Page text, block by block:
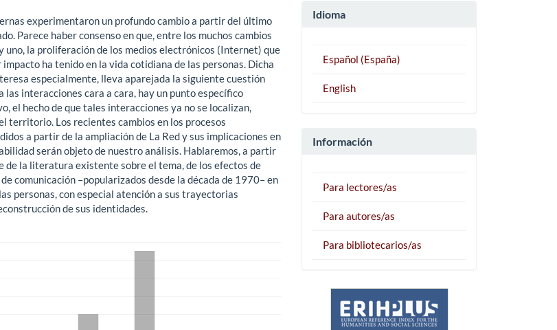
experimentaron un profundo cambio a partir del último
Parece haber consenso en que, entre los muchos cambios
uno, la proliferación de los medios electrónicos (Internet) que
impacto ha tenido en la vida cotidiana de las personas. Dicha
especialmente, lleva aparejada la siguiente cuestión
las interacciones cara a cara, hay un punto específico
el hecho de que tales interacciones ya no se localizan,
territorio. Los recientes cambios en los procesos
a partir de la ampliación de La Red y sus implicaciones en
serán objeto de nuestro análisis. Hablaremos, a partir
de la literatura existente sobre el tema, de los efectos de
comunicación –popularizados desde la década de 1970– en
personas, con especial atención a sus trayectorias
de sus identidades.
Idioma
Español (España)
English
Información
Para lectores/as
Para autores/as
Para bibliotecarios/as